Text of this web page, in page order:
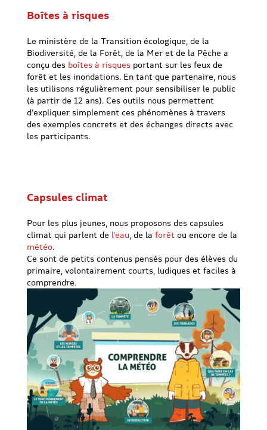
Boîtes à risques
Le ministère de la Transition écologique, de la
Biodiversité, de la Forêt, de la Mer et de la Pêche a
conçu des boîtes à risquesportant sur les feux de
forêt et les inondations. En tant que partenaire, nous
les utilisons régulièrement pour sensibiliser le public
(à partir de 12 ans). Ces outils nous permettent
d’expliquer simplement ces phénomènes à travers
des exemples concrets et des échanges directs avec
les participants.
Capsules climat
Pour les plus jeunes, nous proposons des capsules
climat qui parlent de l’eau , de la forêt ou encore de la
météo.
Ce sont de petits contenus pensés pour des élèves du
primaire, volontairement courts, ludiques et faciles à
comprendre.